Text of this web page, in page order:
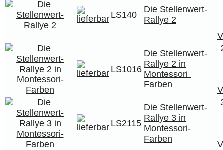
LS140
Die Stellenwert-
Rallye 2
LS1016
Die Stellenwert-
Rallye 2 in
Montessori-
Farben
LS2115
Die Stellenwert-
Rallye 3 in
Montessori-
Farben